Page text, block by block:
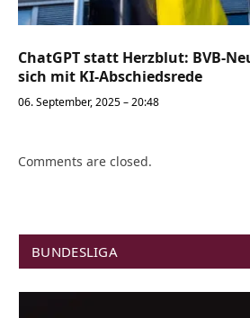
ChatGPT statt Herzblut: BVB-
sich mit KI-Abschiedsrede
06. September, 2025 – 20:48
Comments are closed.
BUNDESLIGA